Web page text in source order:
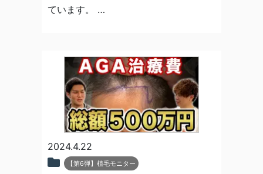
ています。 …
2024.4.22
【第6弾】植毛モニター